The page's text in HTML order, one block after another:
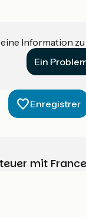
eine Information
Ein
Enregistrer
mit